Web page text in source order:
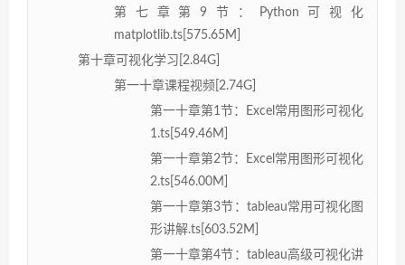
第七章第9节：Python可视化
matplotlib.ts[575.65M]
第十章可视化学习[2.84G]
第一十章课程视频[2.74G]
第一十章第1节：Excel常用图形可视化
1.ts[549.46M]
第一十章第2节：Excel常用图形可视化
2.ts[546.00M]
第一十章第3节：tableau常用可视化图
形讲解.ts[603.52M]
第一十章第4节：tableau高级可视化讲